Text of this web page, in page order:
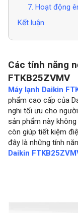
7. Hoạt động
Kết luận
Các tính năng
FTKB25ZVMV
Máy lạnh Daikin
phẩm cao cấp của
nghi tối ưu cho
sản phẩm này
còn giúp tiết kiệm
đây là những tính
Daikin